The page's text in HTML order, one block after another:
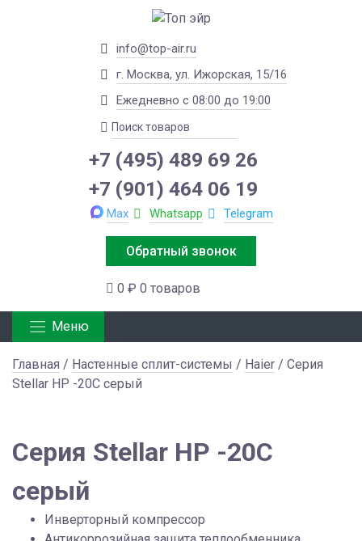
info@top-air.ru
г. Москва, ул. Ижорская, 15/16
Ежедневно с 08:00 до 19:00
+7 (495) 489 69 26
+7 (901) 464 06 19
Max Whatsapp Telegram
Обратный звонок
0 ₽ 0 товаров
Меню
Главная / Настенные сплит-системы / Haier / Серия
Stellar HP -20C серый
Серия Stellar HP -20C
серый
Инверторный компрессор